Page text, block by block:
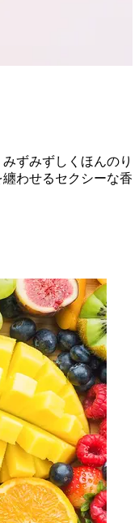
ずみずしくほんのり
わせるセクシーな香